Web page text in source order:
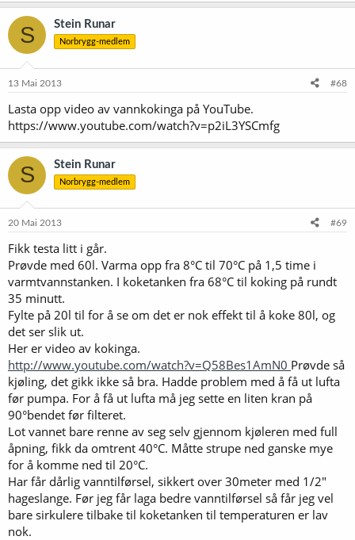
S Stein Runar
Norbrygg-medlem
13 Mai 2013 #68
Lasta opp video av vannkokinga på YouTube.
https://www.youtube.com/watch?v=p2iL3YSCmfg
S Stein Runar
Norbrygg-medlem
20 Mai 2013 #69
Fikk testa litt i går.
Prøvde med 60l. Varma opp fra 8°C til 70°C på 1,5 time i
varmtvannstanken. I koketanken fra 68°C til koking på rundt
35 minutt.
Fylte på 20l til for å se om det er nok effekt til å koke 80l, og
det ser slik ut.
Her er video av kokinga.
http://www.youtube.com/watch?v=Q58Bes1AmN0 Prøvde så
kjøling, det gikk ikke så bra. Hadde problem med å få ut lufta
før pumpa. For å få ut lufta må jeg sette en liten kran på
90°bendet før filteret.
Lot vannet bare renne av seg selv gjennom kjøleren med full
åpning, fikk da omtrent 40°C. Måtte strupe ned ganske mye
for å komme ned til 20°C.
Har får dårlig vanntilførsel, sikkert over 30meter med 1/2"
hageslange. Før jeg får laga bedre vanntilførsel så får jeg vel
bare sirkulere tilbake til koketanken til temperaturen er lav
nok.